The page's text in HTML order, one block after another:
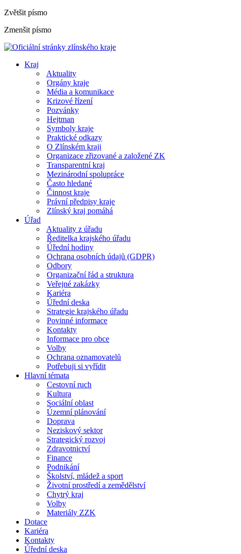
Zvětšit písmo
Zmenšit písmo
Kraj
Aktuality
Orgány kraje
Média a komunikace
Krizové řízení
Pozvánky
Hejtman
Symboly kraje
Praktické odkazy
O Zlínském kraji
Organizace zřizované a založené ZK
Transparentní kraj
Mezinárodní spolupráce
Často hledané
Činnost kraje
Právní předpisy kraje
Zlínský kraj pomáhá
Úřad
Aktuality z úřadu
Ředitelka krajského úřadu
Úřední hodiny
Ochrana osobních údajů (GDPR)
Odbory
Organizační řád a struktura
Veřejné zakázky
Kariéra
Úřední deska
Strategie krajského úřadu
Povinné informace
Kontakty
Informace pro obce
Volby
Ochrana oznamovatelů
Potřebuji si vyřídit
Hlavní témata
Cestovní ruch
Kultura
Sociální oblast
Územní plánování
Doprava
Neziskový sektor
Strategický rozvoj
Zdravotnictví
Finance
Podnikání
Školství, mládež a sport
Životní prostředí a zemědělství
Chytrý kraj
Volby
Materiály ZZK
Dotace
Kariéra
Kontakty
Úřední deska